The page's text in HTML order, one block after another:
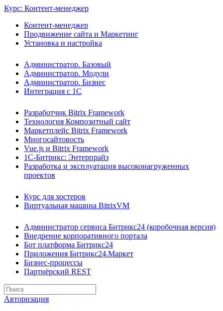
Курс: Контент-менеджер
Контент-менеджер
Продвижение сайта и Маркетинг
Установка и настройка
Администратор. Базовый
Администратор. Модули
Администратор. Бизнес
Интеграция с 1С
Разработчик Bitrix Framework
Технология Композитный сайт
Маркетплейс Bitrix Framework
Многосайтовость
Vue.js и Bitrix Framework
1С-Битрикс: Энтерпрайз
Разработка и эксплуатация высоконагруженных
проектов
Курс для хостеров
Виртуальная машина BitrixVM
Администратор сервиса Битрикс24 (коробочная версия)
Внедрение корпоративного портала
Бот платформа Битрикс24
Приложения Битрикс24.Маркет
Бизнес-процессы
Партнёрский REST
Авторизация